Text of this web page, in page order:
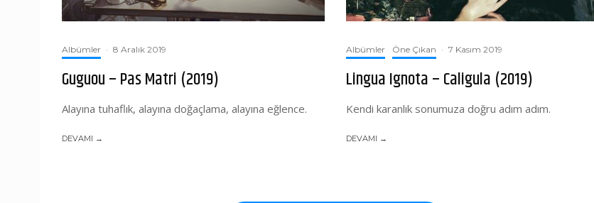
Albümler · 8 Aralık 2019
Guguou – Pas Matri (2019)
Alayına tuhaflık, alayına doğaçlama, alayına eğlence.
DEVAMI →
Albümler Öne Çıkan · 7 Kasım 2019
Lingua Ignota – Caligula (2019)
Kendi karanlık sonumuza doğru adım adım.
DEVAMI →